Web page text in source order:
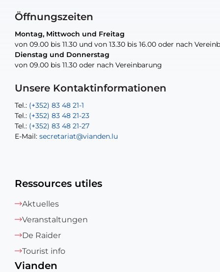
Öffnungszeiten
Montag, Mittwoch und Freitag
von 09.00 bis 11.30 und von 13.30 bis 16.00 oder nach
Dienstag und Donnerstag
von 09.00 bis 11.30 oder nach Vereinbarung
Unsere Kontaktinformationen
Tel.: (+352) 83 48 21-1
Tel.: (+352) 83 48 21-23
Tel.: (+352) 83 48 21-27
E-Mail: secretariat@vianden.lu
Montag, Mittwoch und Freitag
von 09.00 bis 11.30 und von 13.30 bis 16.00 oder nach
Dienstag und Donnerstag
von 09.00 bis 11.30 oder nach Vereinbarung
Tel.: (+352) 83 48 21-20
Tel.: (+352) 83 48 21-22
E-Mail:sofia.carvalho@vianden.lu
E-Mail: diane.storn@vianden.lu
nur nach Vereinbarung
E-Mail:recette@vianden.lu
nur nach Vereinbarung
Tel.: (+352)83 48 21-31
E-Mail:
nur nach Vereinbarung
Tel.: Permanence (Fuite d’eau) : 83 48 21 61
E-Mail:
Ressources utiles
Aktuelles
Veranstaltungen
De Raider
Tourist info
Vianden